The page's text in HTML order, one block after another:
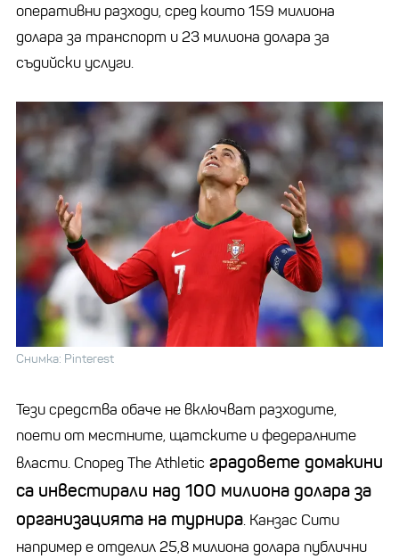
оперативни разходи, сред които 159 милиона
долара за транспорт и 23 милиона долара за
съдийски услуги.
Снимка: Pinterest
Тези средства обаче не включват разходите,
поети от местните, щатските и федералните
власти. Според The Athletic градовете домакини
са инвестирали над 100 милиона долара за
организацията на турнира. Канзас Сити
например е отделил 25,8 милиона долара публични